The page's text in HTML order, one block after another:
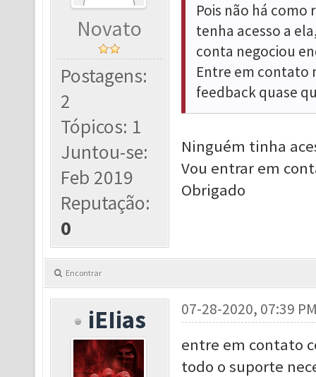
Novato
Postagens:
2
Tópicos: 1
Juntou-se:
Feb 2019
Reputação:
0
Pois não há
tenha acesso a
conta negociou
Entre em contato
feedback quase
Ninguém tinha
Vou entrar em
Obrigado
Encontrar
iEIias 07-28-2020, 07:39
entre em contato
todo o suporte